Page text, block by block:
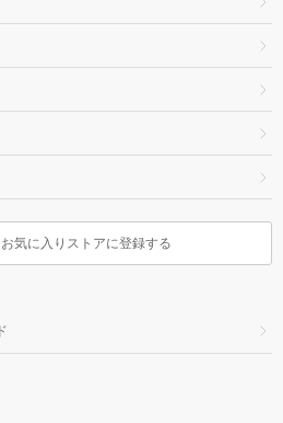
気に入りストアに登録する